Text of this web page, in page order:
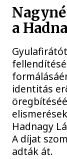
a
identitás
Hadnagy
A díjat
adták át.